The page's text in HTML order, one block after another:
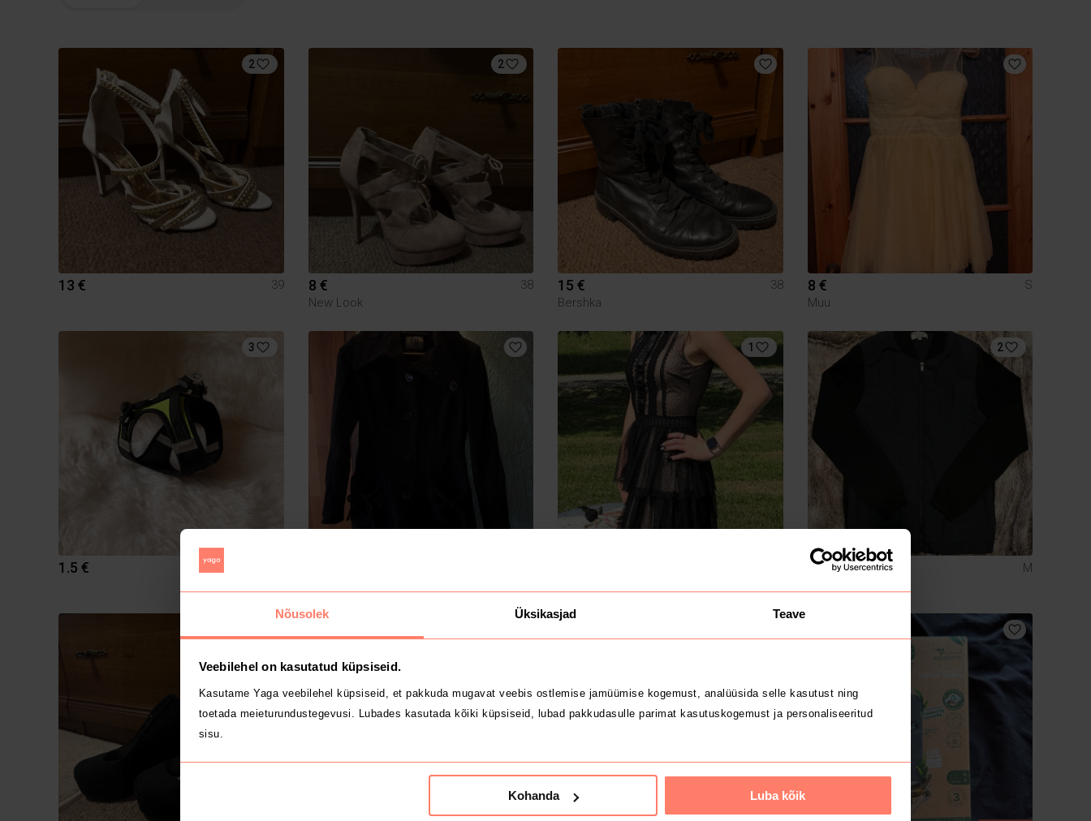
Nõusolek Üksikasjad Teave
Veebilehel on kasutatud küpsiseid.
Kasutame Yaga veebilehel küpsiseid, et pakkuda mugavat veebis ostlemise jamüümise kogemust, analüüsida selle kasutust ning
toetada meieturundustegevusi. Lubades kasutada kõiki küpsiseid, lubad pakkudasulle parimat kasutuskogemust ja personaliseeritud
sisu.
Kohanda Luba kõik
2
13 € 39
2
8 €
38
New Look
15 €
38
Bershka
8 €
S
Muu
3
1.5 €
1 2
2 €
M